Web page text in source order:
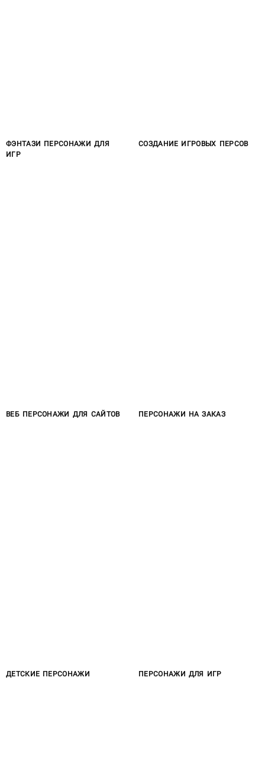
ФЭНТАЗИ ПЕРСОНАЖИ ДЛЯ
ИГР
СОЗДАНИЕ ИГРОВЫХ ПЕРСОВ
ВЕБ ПЕРСОНАЖИ ДЛЯ САЙТОВ ПЕРСОНАЖИ НА ЗАКАЗ
ДЕТСКИЕ ПЕРСОНАЖИ ПЕРСОНАЖИ ДЛЯ ИГР